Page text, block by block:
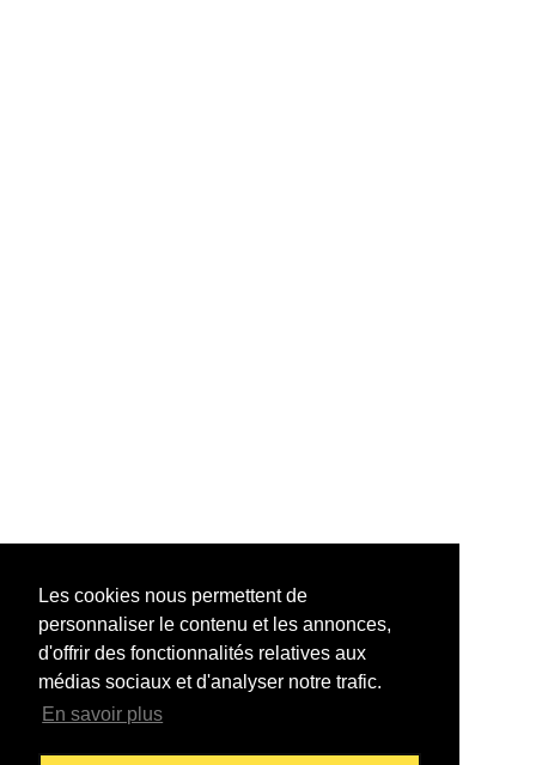
Les cookies nous permettent de
personnaliser le contenu et les annonces,
d'offrir des fonctionnalités relatives aux
médias sociaux et d'analyser notre trafic.
En savoir plus